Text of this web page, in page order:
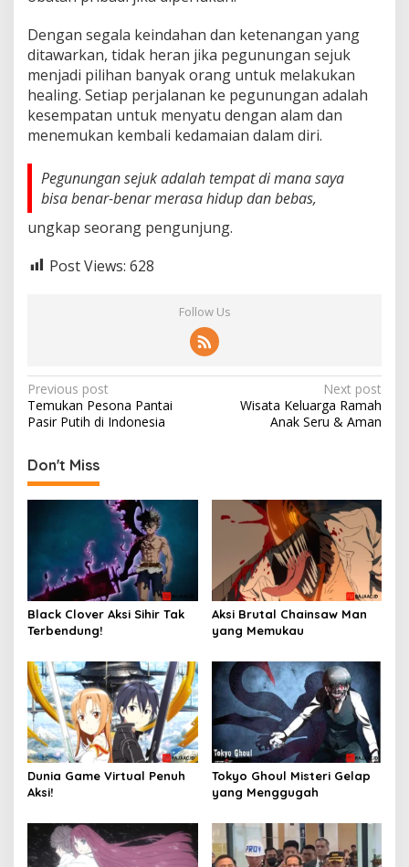
Dengan segala keindahan dan ketenangan yang
ditawarkan, tidak heran jika pegunungan sejuk
menjadi pilihan banyak orang untuk melakukan
healing. Setiap perjalanan ke pegunungan adalah
kesempatan untuk menyatu dengan alam dan
menemukan kembali kedamaian dalam diri.
Pegunungan sejuk adalah tempat di mana saya
bisa benar-benar merasa hidup dan bebas,
ungkap seorang pengunjung.
Post Views: 628
Follow Us
Post
navigation
Previous post
Temukan Pesona Pantai
Pasir Putih di Indonesia
Next post
Wisata Keluarga Ramah
Anak Seru & Aman
Don't Miss
Black Clover Aksi Sihir Tak
Terbendung!
Aksi Brutal Chainsaw Man
yang Memukau
Dunia Game Virtual Penuh
Aksi!
Tokyo Ghoul Misteri Gelap
yang Menggugah